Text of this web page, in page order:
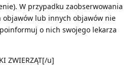
W przypadku zaobserwowania
objawów lub innych objawów nie
o nich swojego lekarza
ZWIERZĄT[/u]